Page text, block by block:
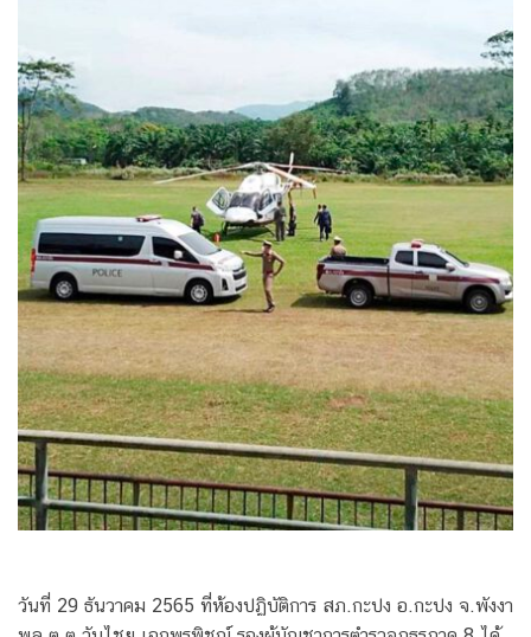
วันที่ 29 ธันวาคม 2565 ที่ห้องปฏิบัติการ สภ.กะปง อ.กะปง จ.พังงา